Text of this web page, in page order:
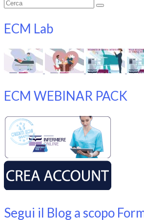
Cerca:
ECM Lab
ECM WEBINAR PACK
Segui il Blog a scopo